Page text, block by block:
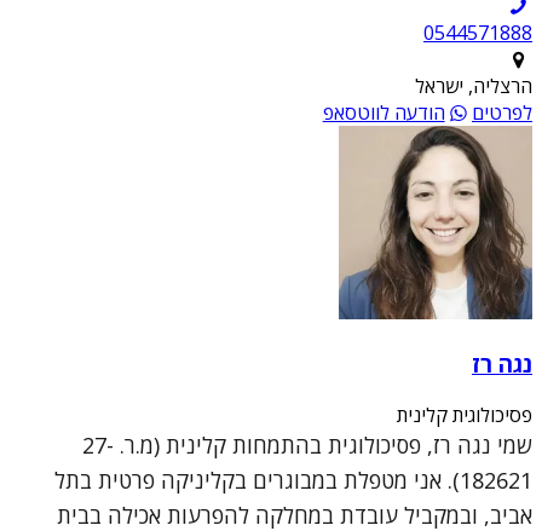
0544571888
הרצליה, ישראל
לפרטים
הודעה לווטסאפ
נגה רז
פסיכולוגית קלינית
שמי נגה רז, פסיכולוגית בהתמחות קלינית (מ.ר. 27-
182621). אני מטפלת במבוגרים בקליניקה פרטית בתל
אביב, ובמקביל עובדת במחלקה להפרעות אכילה בבית